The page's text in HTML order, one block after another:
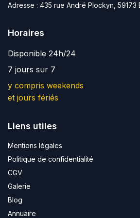
Adresse : 435 rue André Plockyn, 59173
Horaires
Disponible 24h/24
7 jours sur 7
y compris weekends
et jours fériés
Liens utiles
Mentions légales
Politique de confidentialité
CGV
Galerie
Blog
Annuaire